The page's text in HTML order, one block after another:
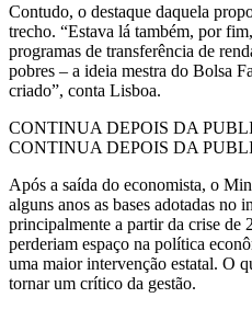
Contudo, o destaque daquela
trecho. “Estava lá também, por
programas de transferência de
pobres – a ideia mestra do Bolsa
criado”, conta Lisboa.
CONTINUA DEPOIS DA
CONTINUA DEPOIS DA
Após a saída do economista, o
alguns anos as bases adotadas no
principalmente a partir da crise de
perderiam espaço na política
uma maior intervenção estatal. O
tornar um crítico da gestão.